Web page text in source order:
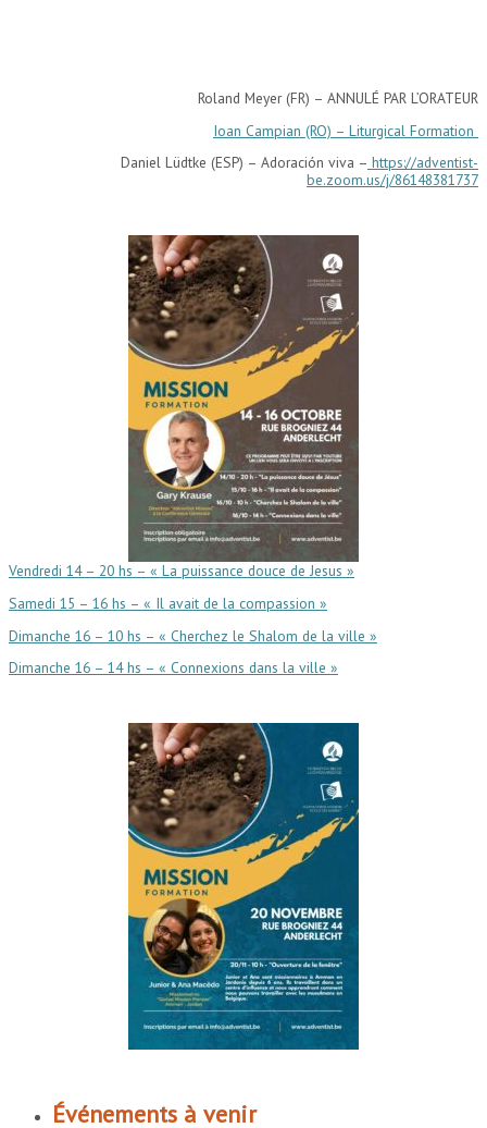
Roland Meyer (FR) – ANNULÉ PAR L’ORATEUR
Ioan Campian (RO) – Liturgical Formation
Daniel Lüdtke (ESP) – Adoración viva – https://adventist-
be.zoom.us/j/86148381737
Vendredi 14 – 20 hs – « La puissance douce de Jesus »
Samedi 15 – 16 hs – « Il avait de la compassion »
Dimanche 16 – 10 hs – « Cherchez le Shalom de la ville »
Dimanche 16 – 14 hs – « Connexions dans la ville »
Événements à venir